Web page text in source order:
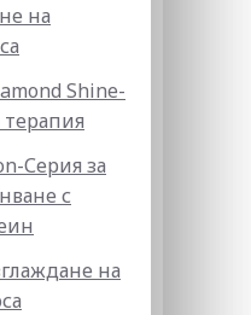
на
Shine-
Серия за
с
на